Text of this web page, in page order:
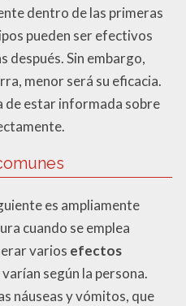
dentro de las primeras
pueden ser efectivos
después. Sin embargo,
menor será su eficacia.
de estar informada sobre
es ampliamente
cuando se emplea
varios efectos
varían según la persona.
náuseas y vómitos, que